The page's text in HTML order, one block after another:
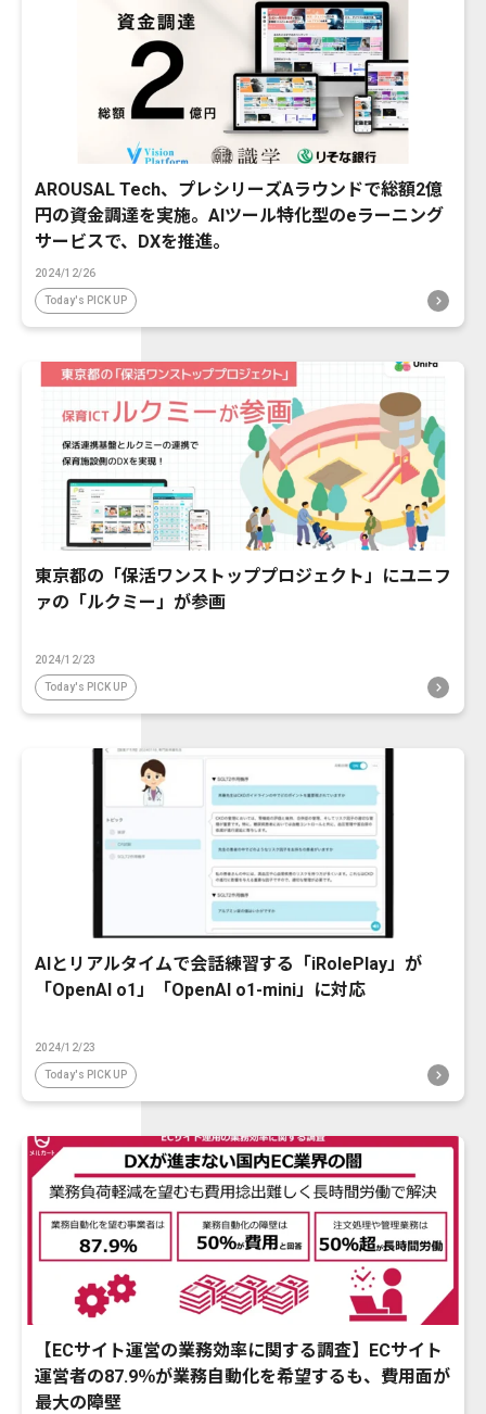
AROUSAL Tech、プレシリーズAラウンドで総額2億
円の資金調達を実施。AIツール特化型のeラーニング
サービスで、DXを推進。
2024/12/26
Today's PICK UP
東京都の「保活ワンストッププロジェクト」にユニフ
ァの「ルクミー」が参画
2024/12/23
Today's PICK UP
AIとリアルタイムで会話練習する「iRolePlay」が
「OpenAI o1」「OpenAI o1-mini」に対応
2024/12/23
Today's PICK UP
【ECサイト運営の業務効率に関する調査】ECサイト
運営者の87.9％が業務自動化を希望するも、費用面が
最大の障壁